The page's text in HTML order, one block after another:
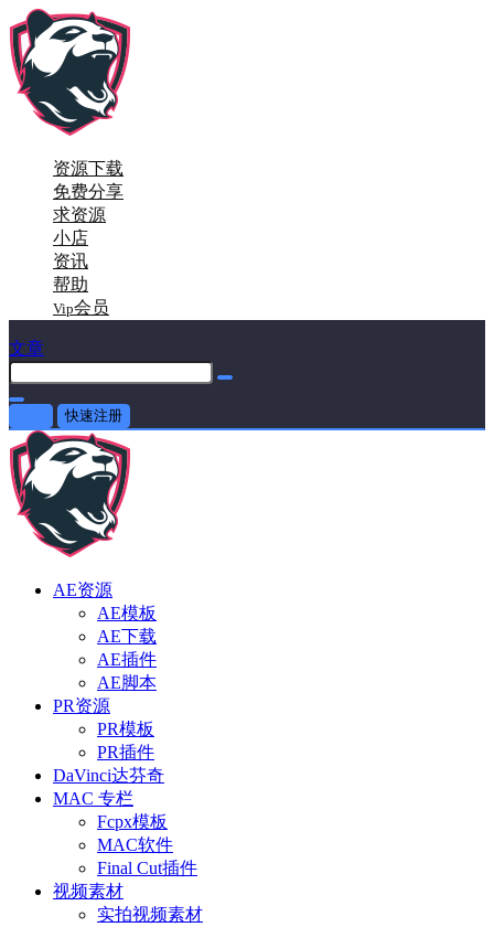
资源下载
免费分享
求资源
小店
资讯
帮助
Vip会员
文章
快速注册
AE资源
AE模板
AE下载
AE插件
AE脚本
PR资源
PR模板
PR插件
DaVinci达芬奇
MAC 专栏
Fcpx模板
MAC软件
Final Cut插件
视频素材
实拍视频素材